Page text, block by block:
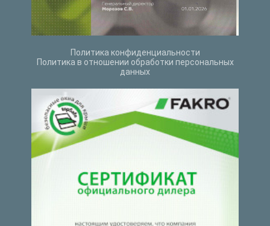
Политика конфиденциальности
Политика в отношении обработки персональных
данных